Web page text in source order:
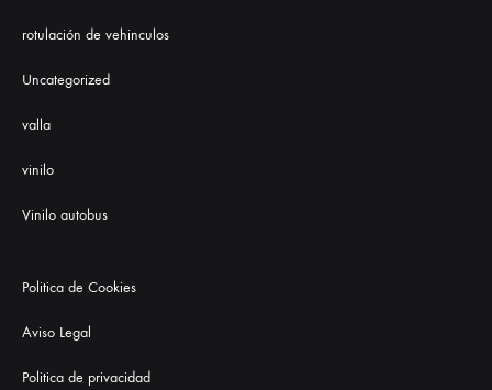
rotulación de vehinculos
Uncategorized
valla
vinilo
Vinilo autobus
Politica de Cookies
Aviso Legal
Politica de privacidad